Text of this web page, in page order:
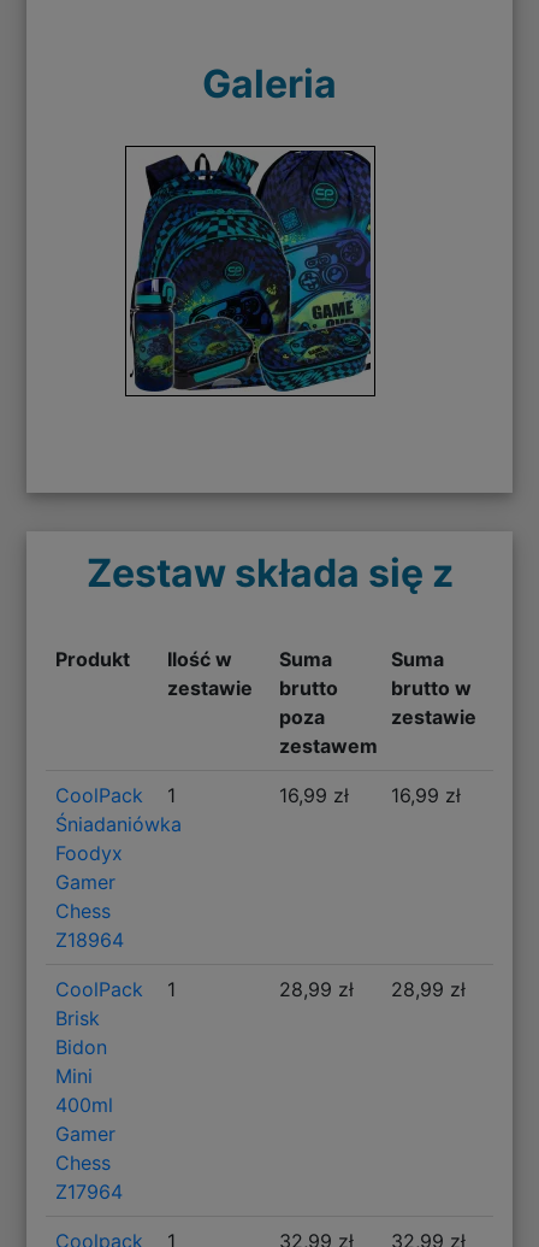
Galeria
Zestaw składa się z
Produkt
Ilość w
zestawie
Suma
brutto
poza
zestawem
Suma
brutto w
zestawie
CoolPack
Śniadaniówka
Foodyx
Gamer
Chess
Z18964
1 16,99 zł 16,99 zł
CoolPack
Brisk
Bidon
Mini
400ml
Gamer
Chess
Z17964
1 28,99 zł 28,99 zł
Coolpack 1 32,99 zł 32,99 zł